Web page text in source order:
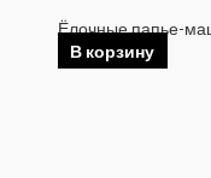
Ёлочные папье-
В корзину